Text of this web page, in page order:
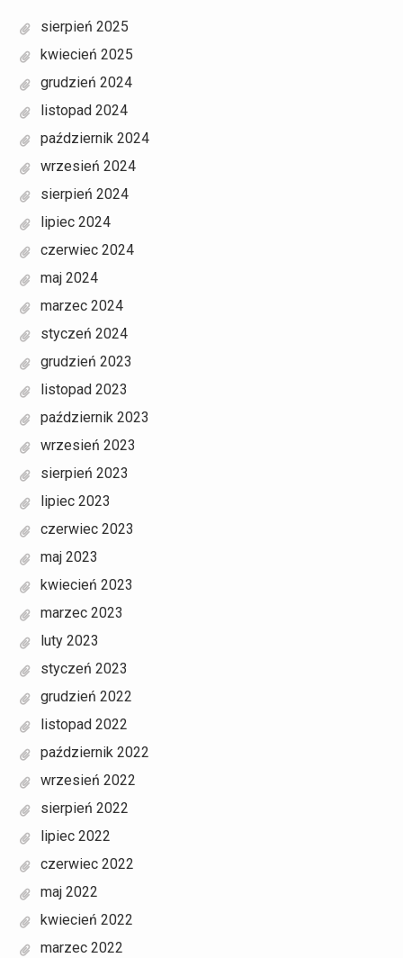
sierpień 2025
kwiecień 2025
grudzień 2024
listopad 2024
październik 2024
wrzesień 2024
sierpień 2024
lipiec 2024
czerwiec 2024
maj 2024
marzec 2024
styczeń 2024
grudzień 2023
listopad 2023
październik 2023
wrzesień 2023
sierpień 2023
lipiec 2023
czerwiec 2023
maj 2023
kwiecień 2023
marzec 2023
luty 2023
styczeń 2023
grudzień 2022
listopad 2022
październik 2022
wrzesień 2022
sierpień 2022
lipiec 2022
czerwiec 2022
maj 2022
kwiecień 2022
marzec 2022